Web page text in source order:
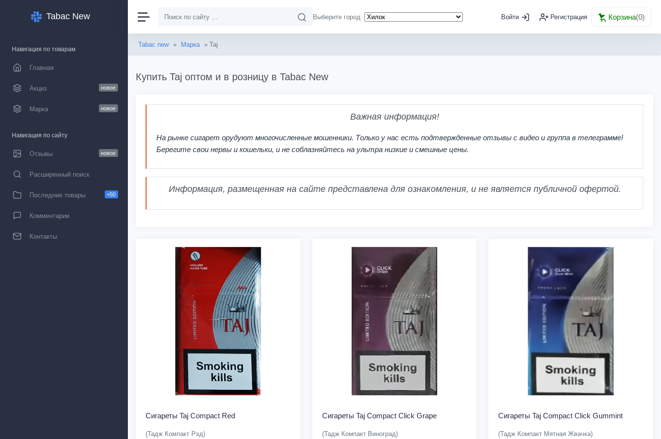
Tabac New
Навигация по товарам
Главная
Акциз новое
Марка новое
Навигация по сайту
Отзывы новое
Расширенный поиск
Последние товары +50
Комментарии
Контакты
Выберите город: Войти Регистрация Корзина(0)
Tabac new » Марка » Taj
Купить Taj оптом и в розницу в Tabac New
Важная информация!
На рынке сигарет орудуют многочисленные мошенники. Только у нас есть подтвержденные отзывы с видео и группа в телеграмме!
Берегите свои нервы и кошельки, и не соблазняйтесь на ультра низкие и смешные цены.
Информация, размещенная на сайте представлена для ознакомления, и не является публичной офертой.
Сигареты Taj Compact Red
(Тадж Компакт Рэд)
Сигареты Taj Compact Click Grape
(Тадж Компакт Виноград)
Сигареты Taj Compact Click Gummint
(Тадж Компакт Мятная Жвачка)